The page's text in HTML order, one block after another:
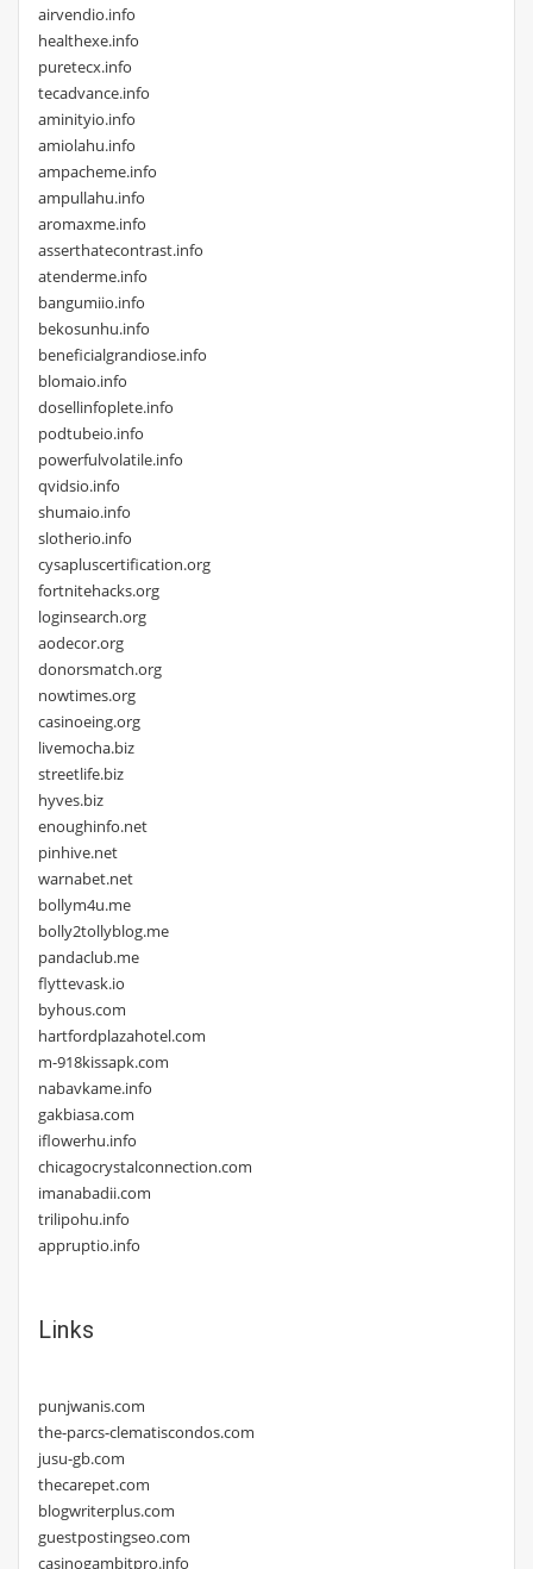
airvendio.info
healthexe.info
puretecx.info
tecadvance.info
aminityio.info
amiolahu.info
ampacheme.info
ampullahu.info
aromaxme.info
asserthatecontrast.info
atenderme.info
bangumiio.info
bekosunhu.info
beneficialgrandiose.info
blomaio.info
dosellinfoplete.info
podtubeio.info
powerfulvolatile.info
qvidsio.info
shumaio.info
slotherio.info
cysapluscertification.org
fortnitehacks.org
loginsearch.org
aodecor.org
donorsmatch.org
nowtimes.org
casinoeing.org
livemocha.biz
streetlife.biz
hyves.biz
enoughinfo.net
pinhive.net
warnabet.net
bollym4u.me
bolly2tollyblog.me
pandaclub.me
flyttevask.io
byhous.com
hartfordplazahotel.com
m-918kissapk.com
nabavkame.info
gakbiasa.com
iflowerhu.info
chicagocrystalconnection.com
imanabadii.com
trilipohu.info
appruptio.info
Links
punjwanis.com
the-parcs-clematiscondos.com
jusu-gb.com
thecarepet.com
blogwriterplus.com
guestpostingseo.com
casinogambitpro.info